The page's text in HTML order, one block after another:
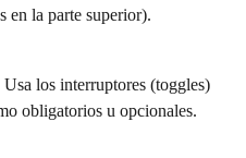
en la parte superior).
Usa los interruptores (toggles)
obligatorios u opcionales.